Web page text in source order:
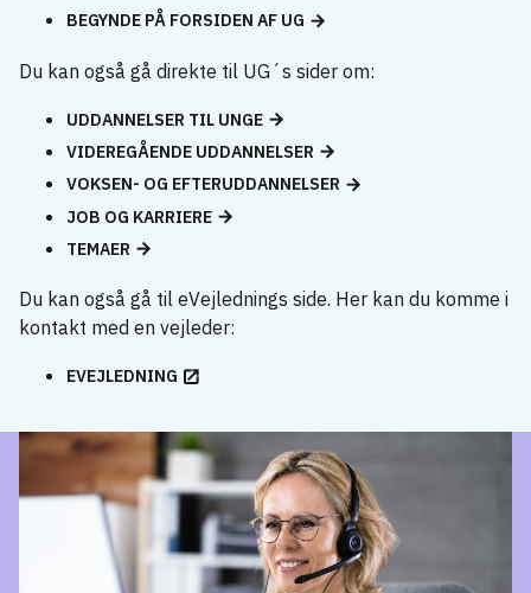
BEGYNDE PÅ FORSIDEN AF UG
Du kan også gå direkte til UG´s sider om:
UDDANNELSER TIL UNGE
VIDEREGÅENDE UDDANNELSER
VOKSEN- OG EFTERUDDANNELSER
JOB OG KARRIERE
TEMAER
Du kan også gå til eVejlednings side. Her kan du komme i
kontakt med en vejleder:
EVEJLEDNING